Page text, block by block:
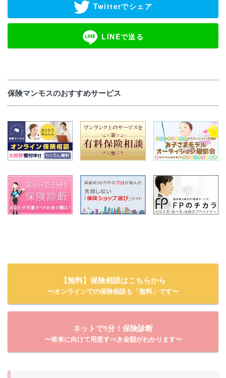
Twitterでシェア
LINEで送る
保険マンモスのおすすめサービス
【無料】保険相談はこちらから
〜オンラインでの保険相談も「無料」です〜
ネットで1分！保険診断
〜将来に向けて用意すべき金額がわかります〜